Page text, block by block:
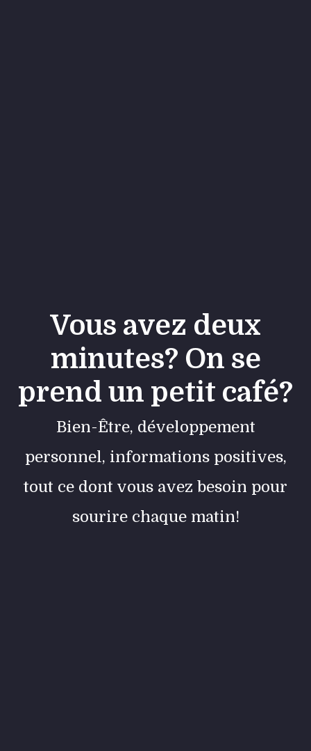
Vous avez deux
minutes? On se
prend un petit café?
Bien-Être, développement
personnel, informations positives,
tout ce dont vous avez besoin pour
sourire chaque matin!